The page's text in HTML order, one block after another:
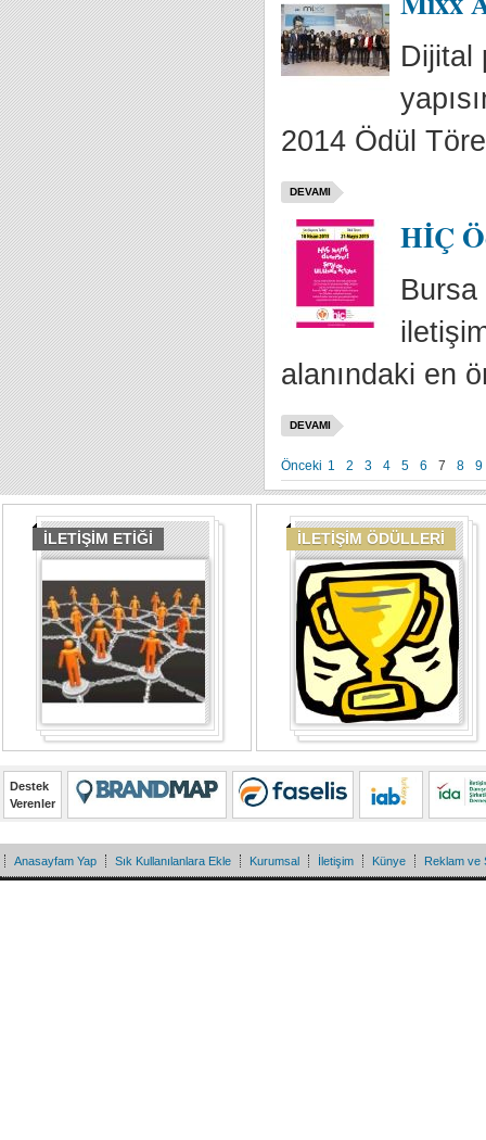
Dijital
2014 Ödül
DEVAMI
HİÇ
Bursa
alanındaki en
DEVAMI
Önceki 1 2 3 4 5 6 7 8 9
İLETİŞİM ETİĞİ İLETİŞİM ÖDÜLLERİ
Destek
Verenler
Anasayfam Yap Sık Kullanılanlara Ekle Kurumsal İletişim Künye Reklam ve